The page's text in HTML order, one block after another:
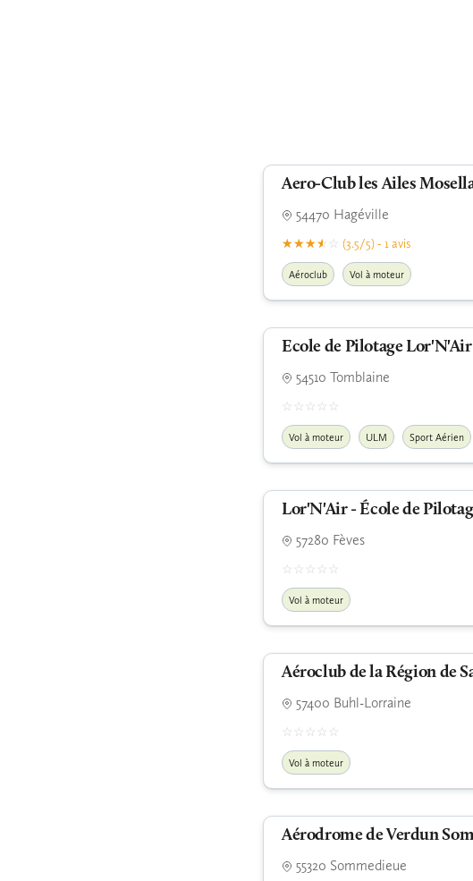
Aero-Club les Ailes
54470 Hagéville
(3.5/5) - 1 avis
Aéroclub Vol à moteur
Ecole de Pilotage Lor'N'Air
54510 Tomblaine
Vol à moteur ULM Sport Aérien
Lor'N'Air - École de
57280 Fèves
Vol à moteur
Aéroclub de la Région de
57400 Buhl-Lorraine
Vol à moteur
Aérodrome de Verdun
55320 Sommedieue